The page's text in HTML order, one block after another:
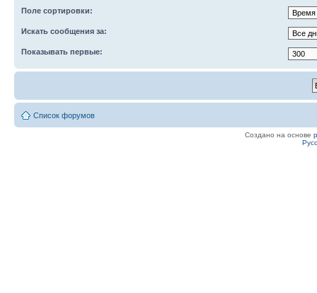
Поле сортировки:
Искать сообщения за:
Показывать первые:
Список форумов
Создано на основе